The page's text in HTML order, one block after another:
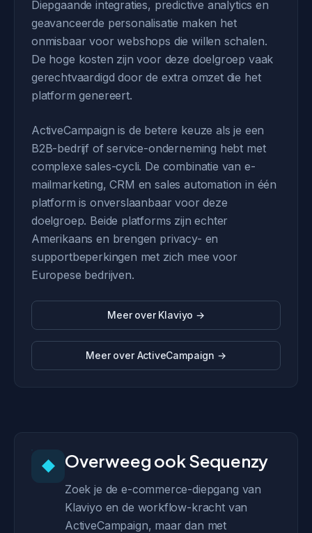
Diepgaande integraties, predictive analytics en
geavanceerde personalisatie maken het
onmisbaar voor webshops die willen schalen.
De hoge kosten zijn voor deze doelgroep vaak
gerechtvaardigd door de extra omzet die het
platform genereert.
ActiveCampaign is de betere keuze als je een
B2B-bedrijf of service-onderneming hebt met
complexe sales-cycli. De combinatie van e-
mailmarketing, CRM en sales automation in één
platform is onverslaanbaar voor deze
doelgroep. Beide platforms zijn echter
Amerikaans en brengen privacy- en
supportbeperkingen met zich mee voor
Europese bedrijven.
Meer over Klaviyo →
Meer over ActiveCampaign →
◆ Overweeg ook Sequenzy
Zoek je de e-commerce-diepgang van
Klaviyo en de workflow-kracht van
ActiveCampaign, maar dan met